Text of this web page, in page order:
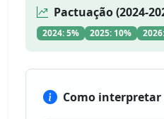
Pactuação (2024-
2024: 5% 2025: 10%
Como